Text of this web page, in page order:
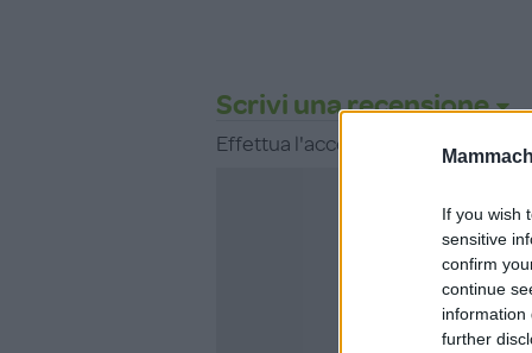
If you wish
sensitive
confirm
continue
information
further
Scrivi una recensione
Effettua l'accesso per scrivere
Non sei ancora